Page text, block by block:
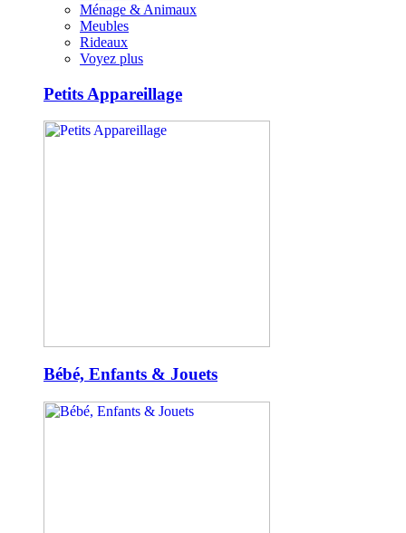
Ménage & Animaux
Meubles
Rideaux
Voyez plus
Petits Appareillage
Bébé, Enfants & Jouets